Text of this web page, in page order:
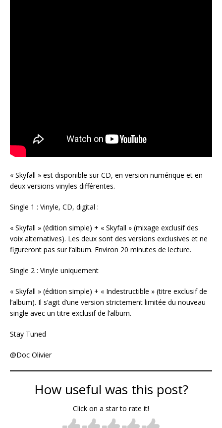
« Skyfall » est disponible sur CD, en version numérique et en
deux versions vinyles différentes.
Single 1 : Vinyle, CD, digital :
« Skyfall » (édition simple) + « Skyfall » (mixage exclusif des
voix alternatives). Les deux sont des versions exclusives et ne
figureront pas sur l’album. Environ 20 minutes de lecture.
Single 2 : Vinyle uniquement
« Skyfall » (édition simple) + « Indestructible » (titre exclusif de
l’album). Il s’agit d’une version strictement limitée du nouveau
single avec un titre exclusif de l’album.
Stay Tuned
@Doc Olivier
How useful was this post?
Click on a star to rate it!